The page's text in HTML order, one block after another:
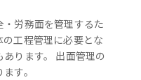
労務面を管理するた
工程管理に必要とな
ります。 出面管理の
す。